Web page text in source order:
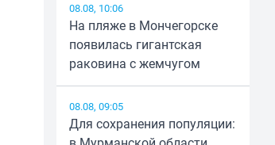
08.08, 10:06
На пляже в Мончегорске
появилась гигантская
раковина с жемчугом
08.08, 09:05
Для сохранения популяции: